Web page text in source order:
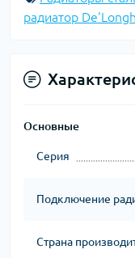
радиатор
Основные
Серия
Подключение
Страна